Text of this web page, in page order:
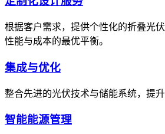
根据客户需求，提供个性化的折叠光
性能与成本的最优平衡。
集成与优化
整合先进的光伏技术与储能系统，提
智能能源管理